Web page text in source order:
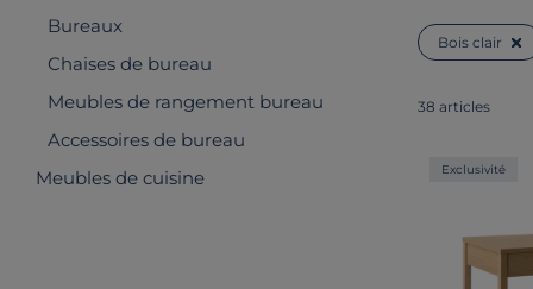
Bureaux
Chaises de bureau
Meubles de rangement bureau
Accessoires de bureau
Meubles de cuisine
Bois clair
38 articles
Exclusivité